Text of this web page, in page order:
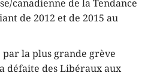
canadienne de la Tendance
de 2012 et de 2015 au
par la plus grande grève
défaite des Libéraux aux